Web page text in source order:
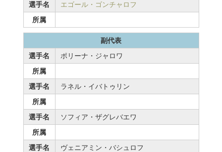
選手名
エゴール・ゴンチャロフ
所属
副代表
選手名
ポリーナ・ジャロワ
所属
選手名
ラネル・イバトゥリン
所属
選手名
ソフィア・ザグレバエワ
所属
選手名
ヴェニアミン・バシュロフ